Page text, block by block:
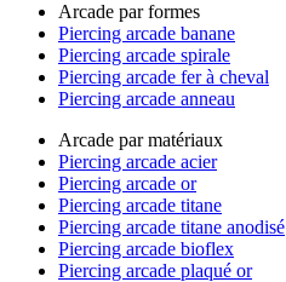
Arcade par formes
Piercing arcade banane
Piercing arcade spirale
Piercing arcade fer à cheval
Piercing arcade anneau
Arcade par matériaux
Piercing arcade acier
Piercing arcade or
Piercing arcade titane
Piercing arcade titane anodisé
Piercing arcade bioflex
Piercing arcade plaqué or